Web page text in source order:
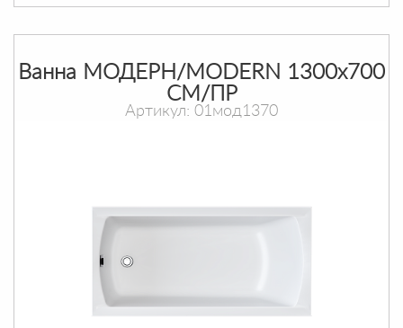
Ванна МОДЕРН/MODERN 1300х700
СМ/ПР
Артикул: 01мод1370